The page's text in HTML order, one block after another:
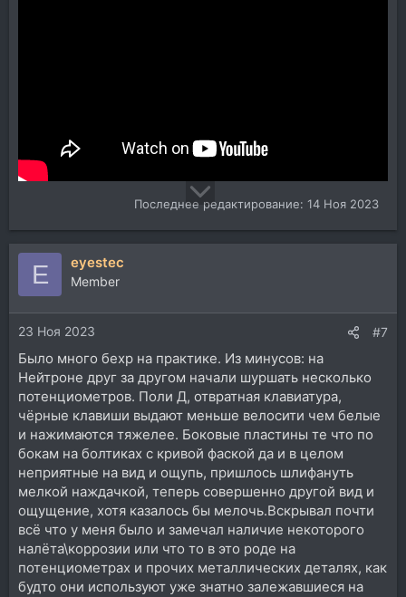
Последнее редактирование: 14 Ноя 2023
E eyestec
Member
23 Ноя 2023 #7
Было много бехр на практике. Из минусов: на
Нейтроне друг за другом начали шуршать несколько
потенциометров. Поли Д, отвратная клавиатура,
чёрные клавиши выдают меньше велосити чем белые
и нажимаются тяжелее. Боковые пластины те что по
бокам на болтиках с кривой фаской да и в целом
неприятные на вид и ощупь, пришлось шлифануть
мелкой наждачкой, теперь совершенно другой вид и
ощущение, хотя казалось бы мелочь.Вскрывал почти
всё что у меня было и замечал наличие некоторого
налёта\коррозии или что то в это роде на
потенциометрах и прочих металлических деталях, как
будто они используют уже знатно залежавшиеся на